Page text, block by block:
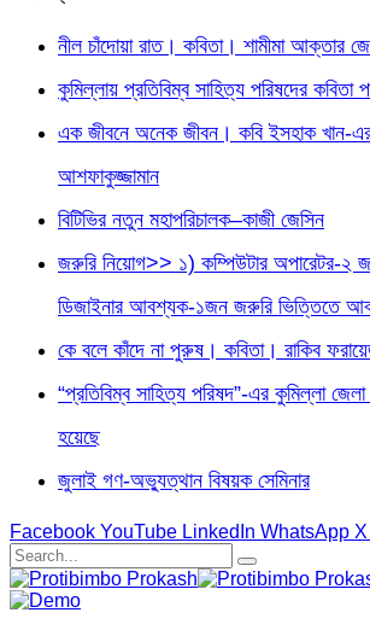
নীল চাঁদোয়া রাত। কবিতা। শামীমা আক্তার
কুমিল্লায় প্রতিবিম্ব সাহিত্য পরিষদের কবিতা
এক জীবনে অনেক জীবন। কবি ইসহাক খান-এর
আশফাকুজ্জামান
বিটিভির নতুন মহাপরিচালক–কাজী জেসিন
জরুরি নিয়োগ>> ১) কম্পিউটার অপারেটর-২
ডিজাইনার আবশ্যক-১জন জরুরি ভিত্তিতে
কে বলে কাঁদে না পুরুষ। কবিতা। রাকিব
“প্রতিবিম্ব সাহিত্য পরিষদ”-এর কুমিল্লা জেলা
হয়েছে
জুলাই গণ-অভ্যুত্থান বিষয়ক সেমিনার
Facebook YouTube LinkedIn WhatsApp